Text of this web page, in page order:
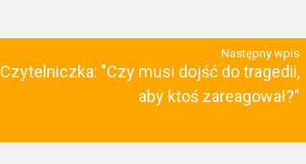
Następny wpis
Czytelniczka: "Czy musi dojść do tragedii,
aby ktoś zareagował?"